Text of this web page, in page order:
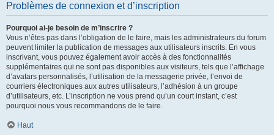
Problèmes de connexion et d’inscription
Pourquoi ai-je besoin de m’inscrire ?
Vous n’êtes pas dans l’obligation de le faire, mais les administrateurs du forum
peuvent limiter la publication de messages aux utilisateurs inscrits. En vous
inscrivant, vous pouvez également avoir accès à des fonctionnalités
supplémentaires qui ne sont pas disponibles aux visiteurs, tels que l’affichage
d’avatars personnalisés, l’utilisation de la messagerie privée, l’envoi de
courriers électroniques aux autres utilisateurs, l’adhésion à un groupe
d’utilisateurs, etc. L’inscription ne vous prend qu’un court instant, c’est
pourquoi nous vous recommandons de le faire.
Haut